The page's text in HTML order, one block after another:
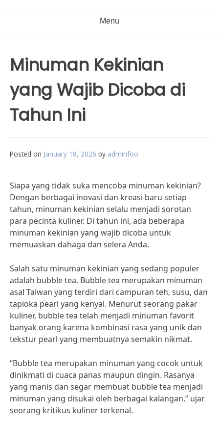
Menu
Minuman Kekinian
yang Wajib Dicoba di
Tahun Ini
Posted on January 18, 2026 by adminfoo
Siapa yang tidak suka mencoba minuman kekinian?
Dengan berbagai inovasi dan kreasi baru setiap
tahun, minuman kekinian selalu menjadi sorotan
para pecinta kuliner. Di tahun ini, ada beberapa
minuman kekinian yang wajib dicoba untuk
memuaskan dahaga dan selera Anda.
Salah satu minuman kekinian yang sedang populer
adalah bubble tea. Bubble tea merupakan minuman
asal Taiwan yang terdiri dari campuran teh, susu, dan
tapioka pearl yang kenyal. Menurut seorang pakar
kuliner, bubble tea telah menjadi minuman favorit
banyak orang karena kombinasi rasa yang unik dan
tekstur pearl yang membuatnya semakin nikmat.
“Bubble tea merupakan minuman yang cocok untuk
dinikmati di cuaca panas maupun dingin. Rasanya
yang manis dan segar membuat bubble tea menjadi
minuman yang disukai oleh berbagai kalangan,” ujar
seorang kritikus kuliner terkenal.